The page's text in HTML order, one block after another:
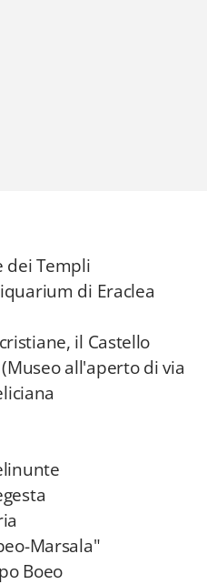
dei Templi
di Eraclea
il Castello
all'aperto di via
Marsala"
Boeo